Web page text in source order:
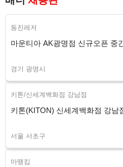
동진레저
마운티아 AK광명점 신규오픈 중
경기 광명시
키톤/신세계백화점 강남점
키톤(KITON) 신세계백화점 강남
서울 서초구
마뗑킴